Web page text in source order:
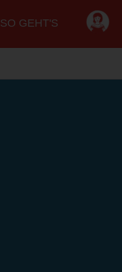
SO GEHT'S